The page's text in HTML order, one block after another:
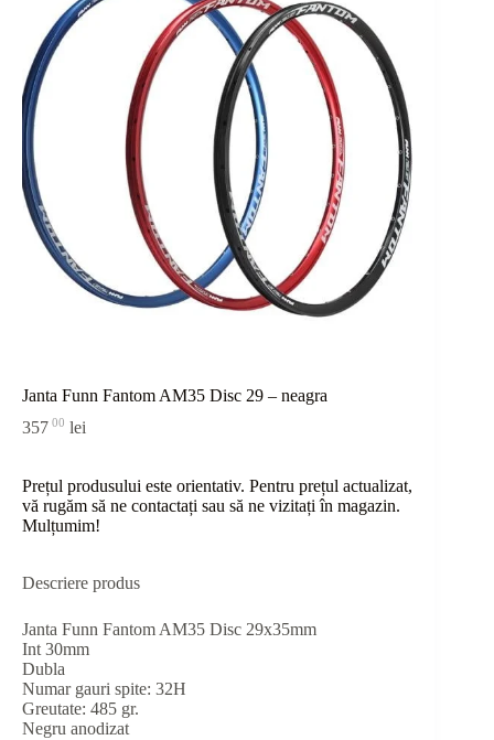
Janta Funn Fantom AM35 Disc 29 – neagra
357 00 lei
Prețul produsului este orientativ. Pentru prețul actualizat,
vă rugăm să ne contactați sau să ne vizitați în magazin.
Mulțumim!
Descriere produs
Janta Funn Fantom AM35 Disc 29x35mm
Int 30mm
Dubla
Numar gauri spite: 32H
Greutate: 485 gr.
Negru anodizat